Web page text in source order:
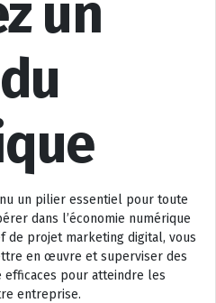
un
un pilier essentiel pour toute
dans l’économie numérique
de projet marketing digital, vous
en œuvre et superviser des
pour atteindre les
entreprise.